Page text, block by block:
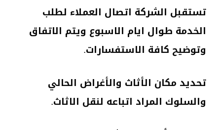
تستقبل الشركة اتصال العملاء لطلب
الخدمة طوال ايام الاسبوع ويتم الاتفاق
وتوضيح كافة الاستفسارات.
تحديد مكان الأثاث والأغراض الحالي
والسلوك المراد اتباعه لنقل الاثاث.